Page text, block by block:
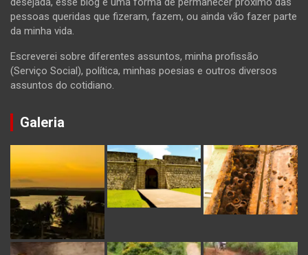
pessoas queridas que fizeram, fazem, ou ainda vão fazer parte
da minha vida.
Escreverei sobre diferentes assuntos, minha profissão
(Serviço Social), política, minhas poesias e outros diversos
assuntos do cotidiano.
Galeria